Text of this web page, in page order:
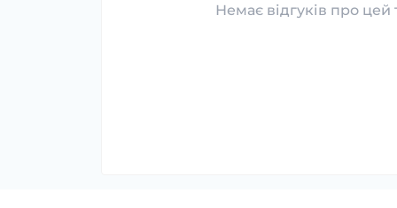
Немає відгуків про цей